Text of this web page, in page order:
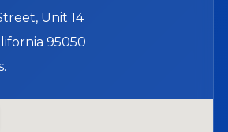
Unit 14
95050